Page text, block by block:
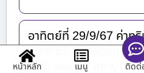
อาทิตย์ที่ 29/9/67 ค่าท
29/9/67 จุดจอดรับ
BTS หมอชิต สถานที่เ
หน้าหลัก เมนู ติดต่